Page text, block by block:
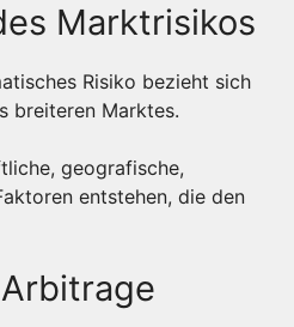
Marktrisikos
Risiko bezieht sich
breiteren Marktes.
geografische,
entstehen, die den